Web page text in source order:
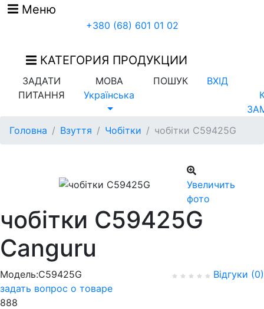
Меню
+380 (68) 601 01 02
КАТЕГОРИЯ ПРОДУКЦИИ
ЗАДАТИ
ПИТАННЯ
МОВА
Українська
ПОШУК
ВХІД
Головна
Взуття Чобітки чобітки C59425G
Увеличить
фото
чобітки C59425G
Canguru
Модель:C59425G
Відгуки (0)
задать вопрос о товаре
888